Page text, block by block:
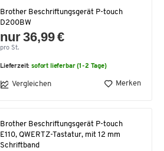
Brother Beschriftungsgerät P-touch
D200BW
nur 36,99 €
pro St.
Lieferzeit:sofort lieferbar (1-2 Tage)
Vergleichen Merken
Brother Beschriftungsgerät P-touch
E110, QWERTZ-Tastatur, mit 12 mm
Schriftband